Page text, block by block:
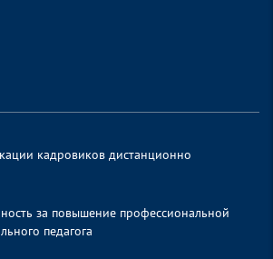
кадровиков дистанционно
за повышение профессиональной
педагога